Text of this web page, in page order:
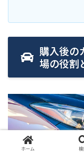
購入後の
場の役割
ホーム 検